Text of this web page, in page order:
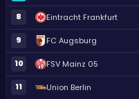
8 Eintracht Frankfurt
9 FC Augsburg
10 FSV Mainz 05
11 Union Berlin